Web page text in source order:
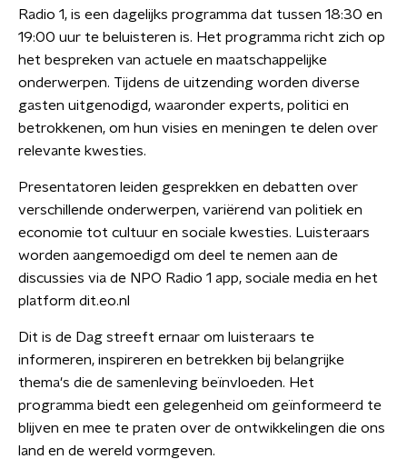
Radio 1, is een dagelijks programma dat tussen 18:30 en
19:00 uur te beluisteren is. Het programma richt zich op
het bespreken van actuele en maatschappelijke
onderwerpen. Tijdens de uitzending worden diverse
gasten uitgenodigd, waaronder experts, politici en
betrokkenen, om hun visies en meningen te delen over
relevante kwesties.
Presentatoren leiden gesprekken en debatten over
verschillende onderwerpen, variërend van politiek en
economie tot cultuur en sociale kwesties. Luisteraars
worden aangemoedigd om deel te nemen aan de
discussies via de NPO Radio 1 app, sociale media en het
platform dit.eo.nl
Dit is de Dag streeft ernaar om luisteraars te
informeren, inspireren en betrekken bij belangrijke
thema's die de samenleving beïnvloeden. Het
programma biedt een gelegenheid om geïnformeerd te
blijven en mee te praten over de ontwikkelingen die ons
land en de wereld vormgeven.